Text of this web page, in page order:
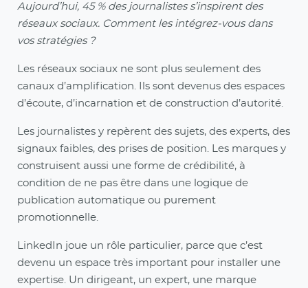
Aujourd’hui, 45 % des journalistes s’inspirent des
réseaux sociaux. Comment les intégrez-vous dans
vos stratégies ?
Les réseaux sociaux ne sont plus seulement des
canaux d’amplification. Ils sont devenus des espaces
d’écoute, d’incarnation et de construction d’autorité.
Les journalistes y repèrent des sujets, des experts, des
signaux faibles, des prises de position. Les marques y
construisent aussi une forme de crédibilité, à
condition de ne pas être dans une logique de
publication automatique ou purement
promotionnelle.
LinkedIn joue un rôle particulier, parce que c’est
devenu un espace très important pour installer une
expertise. Un dirigeant, un expert, une marque